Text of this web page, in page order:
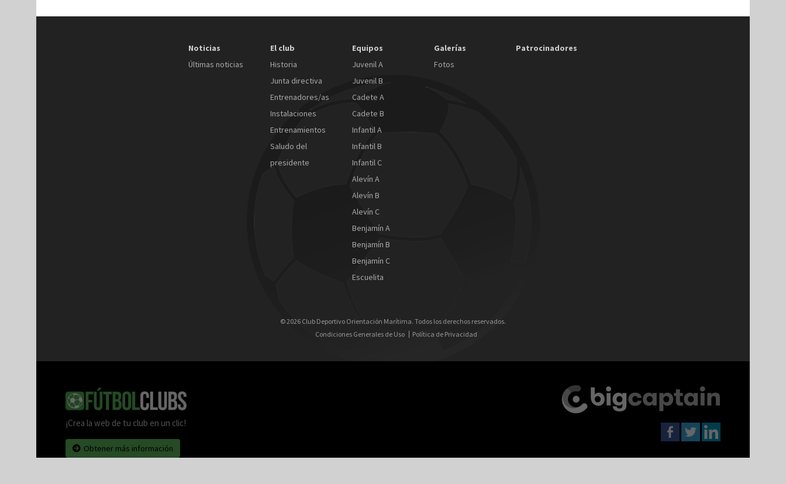
Noticias
Últimas noticias
El club
Historia
Junta directiva
Entrenadores/as
Instalaciones
Entrenamientos
Saludo del
presidente
Equipos
Juvenil A
Juvenil B
Cadete A
Cadete B
Infantil A
Infantil B
Infantil C
Alevín A
Alevín B
Alevín C
Benjamín A
Benjamín B
Benjamín C
Escuelita
Galerías
Fotos
Patrocinadores
© 2026 Club Deportivo Orientación Marítima. Todos los derechos reservados.
Condiciones Generales de Uso
Política de Privacidad
¡Crea la web de tu club en un clic!
Obtener más información